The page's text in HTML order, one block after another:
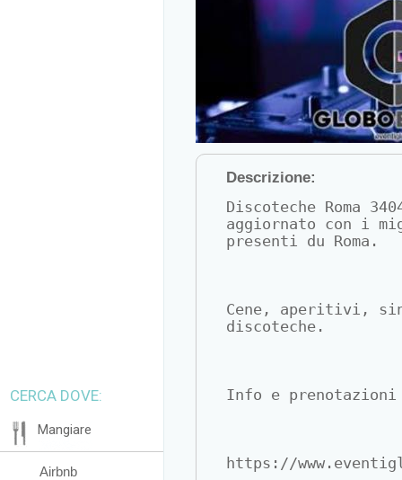
Descrizione:
Discoteche Roma
aggiornato con i
presenti du Roma.
Cene, aperitivi,
discoteche.
Info e prenotazioni
https://
CERCA DOVE:
Mangiare
Airbnb